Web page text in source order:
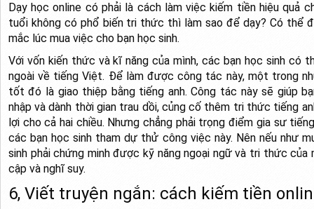
Dạy học online có phải là cách làm việc kiếm tiền hiệu quả
tuổi không có phổ biến tri thức thì làm sao để dạy? Có thể
mắc lúc mua việc cho bạn học sinh.
Với vốn kiến thức và kĩ năng của mình, các bạn học sinh có
ngoài về tiếng Việt. Để làm được công tác này, một trong
tốt đó là giao thiệp bằng tiếng anh. Công tác này sẽ giúp
nhập và dành thời gian trau dồi, củng cố thêm tri thức tiếng
lợi cho cả hai chiều. Nhưng chẳng phải trọng điểm gia sư
các bạn học sinh tham dự thử công việc này. Nên nếu như
sinh phải chứng minh được kỹ năng ngoại ngữ và tri thức
cập và nghĩ suy.
6, Viết truyện ngắn: cách kiếm tiền